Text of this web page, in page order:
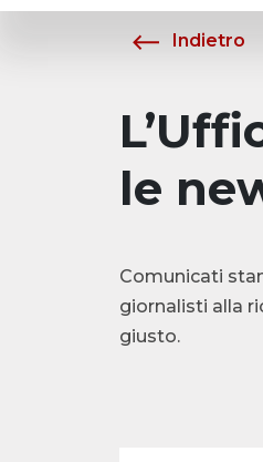
Indietro
le
Comunicati
giornalisti alla
giusto.